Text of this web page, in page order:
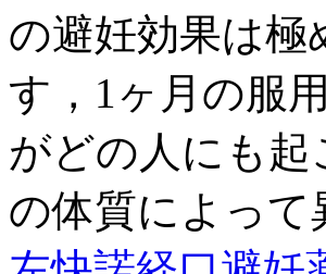
の避妊効果は極
す，1ヶ月の服
がどの人にも
の体質によって